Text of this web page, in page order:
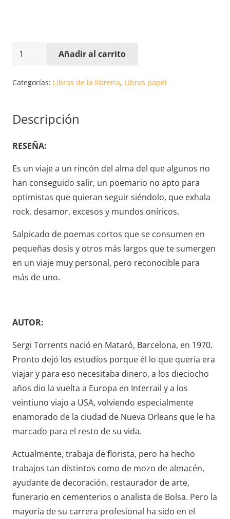
RUMBO
COLISIÓN.
PUJOL
Añadir al carrito
Categorías: Libros de la libreria, Libros papel
Descripción
RESEÑA:
Es un viaje a un rincón del alma del que algunos no
han conseguido salir, un poemario no apto para
optimistas que quieran seguir siéndolo, que exhala
rock, desamor, excesos y mundos oníricos.
Salpicado de poemas cortos que se consumen en
pequeñas dosis y otros más largos que te sumergen
en un viaje muy personal, pero reconocible para
más de uno.
AUTOR:
Sergi Torrents nació en Mataró, Barcelona, en 1970.
Pronto dejó los estudios porque él lo que quería era
viajar y para eso necesitaba dinero, a los dieciocho
años dio la vuelta a Europa en Interrail y a los
veintiuno viajo a USA, volviendo especialmente
enamorado de la ciudad de Nueva Orleans que le ha
marcado para el resto de su vida.
Actualmente, trabaja de florista, pero ha hecho
trabajos tan distintos como de mozo de almacén,
ayudante de decoración, restaurador de arte,
funerario en cementerios o analista de Bolsa. Pero la
mayoría de su carrera profesional ha sido en el